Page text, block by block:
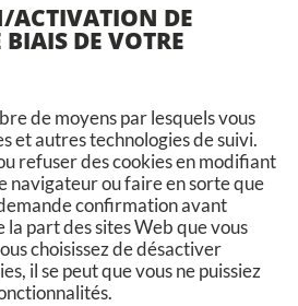
ACTIVATION DE
DE VOTRE
de moyens par lesquels vous
et autres technologies de suivi.
refuser des cookies en modifiant
navigateur ou faire en sorte que
confirmation avant
la part des sites Web que vous
choisissez de désactiver
il se peut que vous ne puissiez